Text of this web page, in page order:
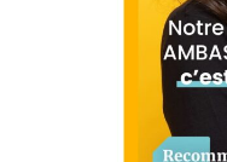
Horaires d'ouverture
Localisation